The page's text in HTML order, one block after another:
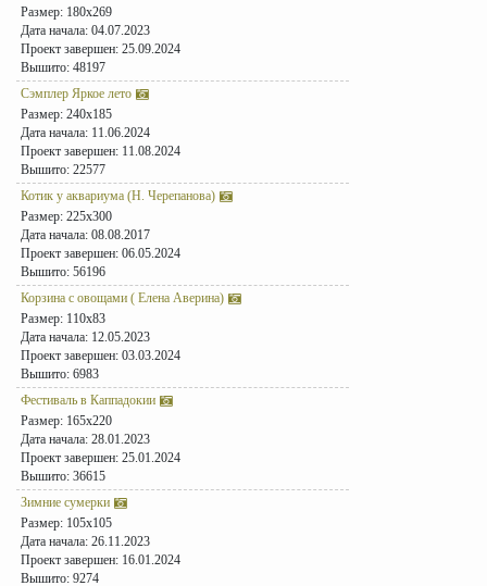
Размер: 180x269
Дата начала: 04.07.2023
Проект завершен: 25.09.2024
Вышито: 48197
Сэмплер Яркое лето
Размер: 240x185
Дата начала: 11.06.2024
Проект завершен: 11.08.2024
Вышито: 22577
Котик у аквариума (Н. Черепанова)
Размер: 225x300
Дата начала: 08.08.2017
Проект завершен: 06.05.2024
Вышито: 56196
Корзина с овощами ( Елена Аверина)
Размер: 110x83
Дата начала: 12.05.2023
Проект завершен: 03.03.2024
Вышито: 6983
Фестиваль в Каппадокии
Размер: 165x220
Дата начала: 28.01.2023
Проект завершен: 25.01.2024
Вышито: 36615
Зимние сумерки
Размер: 105x105
Дата начала: 26.11.2023
Проект завершен: 16.01.2024
Вышито: 9274